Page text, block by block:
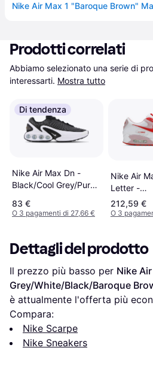
Prodotti correlati
Abbiamo selezionato una serie di
interessarti. Mostra tutto
Di tendenza
Nike Air Max Dn -
Black/Cool Grey/Pure
83 €
O 3 pagamenti di 27,66 €
Nike Air
Letter -
White/Red/
212,59 €
O 3
Dettagli del prodotto
Il prezzo più basso per Nike
Grey/White/Black/Baroque
è attualmente l'offerta più
Compara:
Nike Scarpe
Nike Sneakers